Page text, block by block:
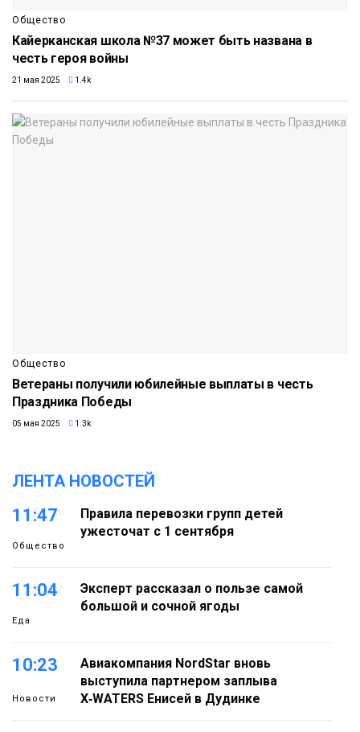
Общество
Кайерканская школа №37 может быть названа в
честь героя войны
21 мая 2025 1.4k
Общество
Ветераны получили юбилейные выплаты в честь
Праздника Победы
05 мая 2025 1.3k
ЛЕНТА НОВОСТЕЙ
11:47
Общество
Правила перевозки групп детей
ужесточат с 1 сентября
11:04
Еда
Эксперт рассказал о пользе самой
большой и сочной ягоды
10:23
Новости
Авиакомпания NordStar вновь
выступила партнером заплыва
X‑WATERS Енисей в Дудинке